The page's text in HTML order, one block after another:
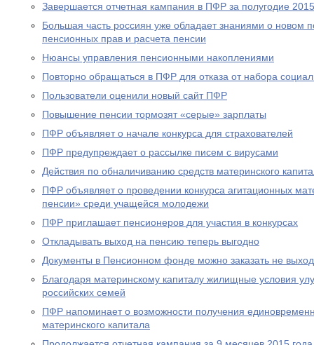
Завершается отчетная кампания в ПФР за полугодие
Большая часть россиян уже обладает знаниями о новом
пенсионных прав и расчета пенсии
Нюансы управления пенсионными накоплениями
Повторно обращаться в ПФР для отказа от набора
Пользователи оценили новый сайт ПФР
Повышение пенсии тормозят «серые» зарплаты
ПФР объявляет о начале конкурса для страхователей
ПФР предупреждает о рассылке писем с вирусами
Действия по обналичиванию средств материнского
ПФР объявляет о проведении конкурса агитационных
пенсии» среди учащейся молодежи
ПФР приглашает пенсионеров для участия в конкурсах
Откладывать выход на пенсию теперь выгодно
Документы в Пенсионном фонде можно заказать не
Благодаря материнскому капиталу жилищные условия
российских семей
ПФР напоминает о возможности получения
материнского капитала